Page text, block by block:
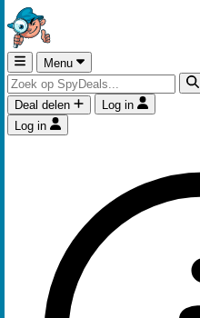
Menu
Deal delen
Log in
Log in